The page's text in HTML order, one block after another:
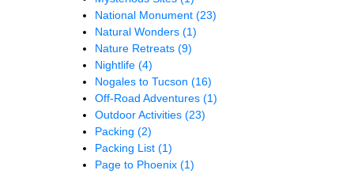
National Monument (23)
Natural Wonders (1)
Nature Retreats (9)
Nightlife (4)
Nogales to Tucson (16)
Off-Road Adventures (1)
Outdoor Activities (23)
Packing (2)
Packing List (1)
Page to Phoenix (1)